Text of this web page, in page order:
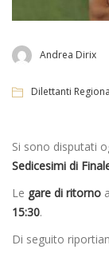
Andrea Dirix
Dilettanti
Si sono disputati
Sedicesimi di
Le gare di ritorno
15:30.
Di seguito